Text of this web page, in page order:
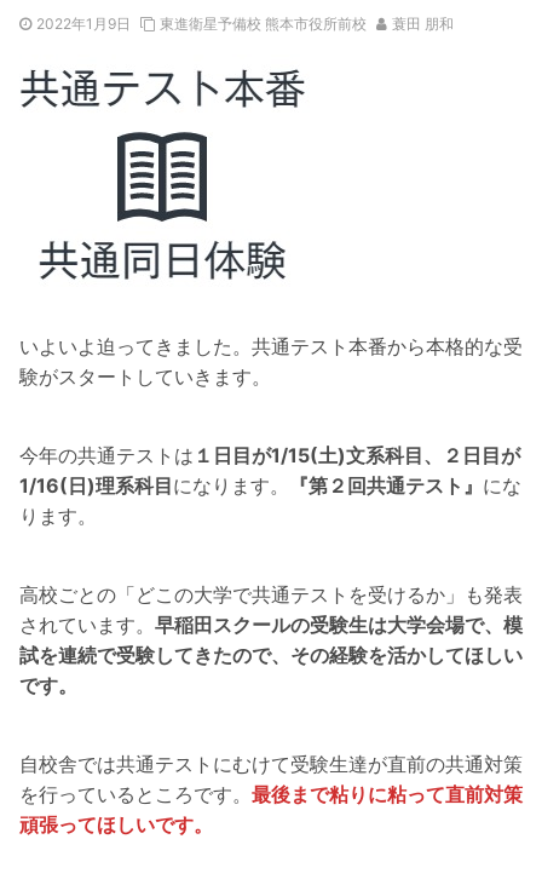
2022年1月9日 東進衛星予備校 熊本市役所前校 蓑田 朋和
いよいよ迫ってきました。共通テスト本番から本格的な受
験がスタートしていきます。
今年の共通テストは １日目が1/15(土)文系科目、２日目が
1/16(日)理系科目 になります。 『第２回共通テスト』 にな
ります。
高校ごとの「どこの大学で共通テストを受けるか」も発表
されています。 早稲田スクールの受験生は大学会場で、模
試を連続で受験してきたので、その経験を活かしてほしい
です。
自校舎では共通テストにむけて受験生達が直前の共通対策
を行っているところです。 最後まで粘りに粘って直前対策
頑張ってほしいです。